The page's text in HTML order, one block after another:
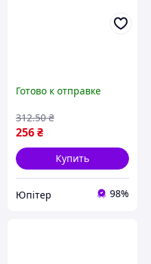
Готово к отправке
256₴
312.50 ₴
Купить
Юпітер 98%